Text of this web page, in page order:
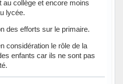
au collège et encore moins
lycée.
des efforts sur le primaire.
considération le rôle de la
enfants car ils ne sont pas